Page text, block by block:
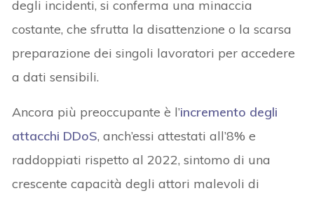
degli incidenti, si conferma una minaccia
costante, che sfrutta la disattenzione o la scarsa
preparazione dei singoli lavoratori per accedere
a dati sensibili.
Ancora più preoccupante è l’incremento degli
attacchi DDoS, anch’essi attestati all’8% e
raddoppiati rispetto al 2022, sintomo di una
crescente capacità degli attori malevoli di